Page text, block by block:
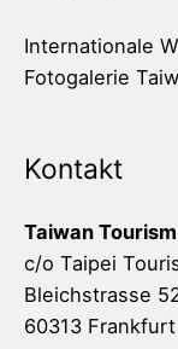
Internationale
Fotogalerie
Kontakt
Taiwan
c/o Taipei
Bleichstrasse
60313